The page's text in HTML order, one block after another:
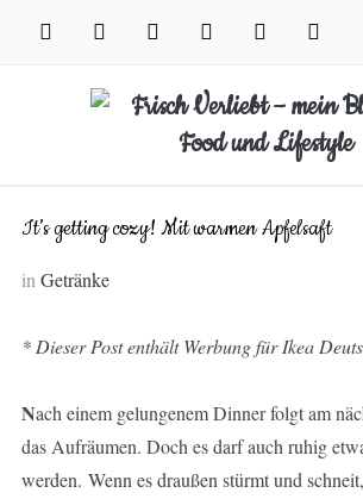
facebook instagram pinterest twitter xing youtube
It’s getting cozy! Mit warmen Apfelsaft
in Getränke
* Dieser Post enthält Werbung für Ikea
Nach einem gelungenem Dinner folgt am
das Aufräumen. Doch es darf auch ruhig
werden. Wenn es draußen stürmt und